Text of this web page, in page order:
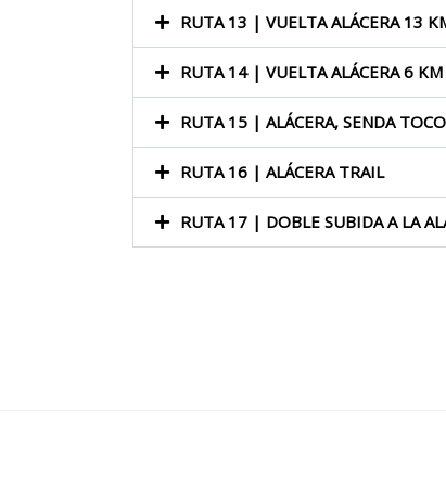
RUTA 13 | VUELTA ALÁCERA 13
RUTA 14 | VUELTA ALÁCERA 6 KM
RUTA 15 | ALÁCERA, SENDA
RUTA 16 | ALÁCERA TRAIL
RUTA 17 | DOBLE SUBIDA A LA